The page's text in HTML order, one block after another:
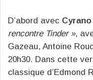
D’abord avec Cyrano
rencontre Tinder »,
Gazeau, Antoine
20h30. Dans cette
classique d’Edmond